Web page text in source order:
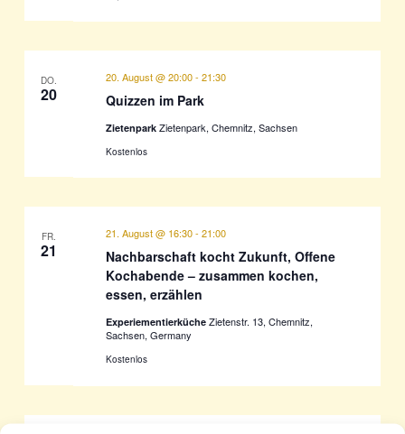
DO.
20 Quizzen im Park
20. August @ 20:00- 21:30
Zietenpark Zietenpark, Chemnitz, Sachsen
Kostenlos
FR.
21
Nachbarschaft kocht Zukunft, Offene
Kochabende – zusammen kochen,
essen, erzählen
21. August @ 16:30- 21:00
Experiementierküche Zietenstr. 13, Chemnitz,
Sachsen, Germany
Kostenlos